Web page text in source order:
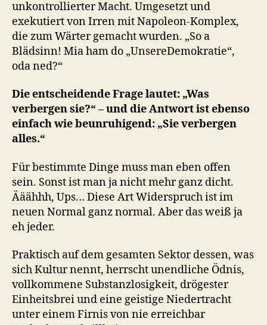
unkontrollierter Macht. Umgesetzt und
exekutiert von Irren mit Napoleon-Komplex,
die zum Wärter gemacht wurden. „So a
Blädsinn! Mia ham do „UnsereDemokratie“,
oda ned?“
Die entscheidende Frage lautet: „Was
verbergen sie?“ – und die Antwort ist ebenso
einfach wie beunruhigend: „Sie verbergen
alles.“
Für bestimmte Dinge muss man eben offen
sein. Sonst ist man ja nicht mehr ganz dicht.
Ääähhh, Ups… Diese Art Widerspruch ist im
neuen Normal ganz normal. Aber das weiß ja
eh jeder.
Praktisch auf dem gesamten Sektor dessen, was
sich Kultur nennt, herrscht unendliche Ödnis,
vollkommene Substanzlosigkeit, drögester
Einheitsbrei und eine geistige Niedertracht
unter einem Firnis von nie erreichbar